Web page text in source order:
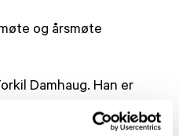
og årsmøte
Damhaug. Han er
to ganger.